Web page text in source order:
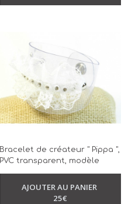
Bracelet de créateur " Pippa ",
PVC transparent, modèle
BraceletAJOUTER AU PANIER
25€